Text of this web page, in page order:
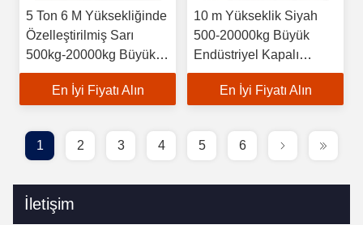
5 Ton 6 M Yüksekliğinde
Özelleştirilmiş Sarı
500kg-20000kg Büyük
Endüstriyel İç Mekan
Hidrolik Yük Asansörü
En İyi Fiyatı Alın
10 m Yükseklik Siyah
500-20000kg Büyük
Endüstriyel Kapalı
Hidrolik Kargo Asansörü
En İyi Fiyatı Alın
1 2 3 4 5 6
İletişim